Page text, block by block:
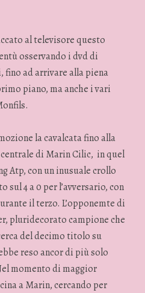
al televisore questo
osservando i dvd di
fino ad arrivare alla piena
piano, ma anche i vari
la cavalcata fino alla
di Marin Cilic, in quel
Atp, con un inusuale crollo
sul 4 a 0 per l’avversario, con
il terzo. L’opponemte di
pluridecorato campione che
del decimo titolo su
reso ancor di più solo
momento di maggior
a Marin, cercando per